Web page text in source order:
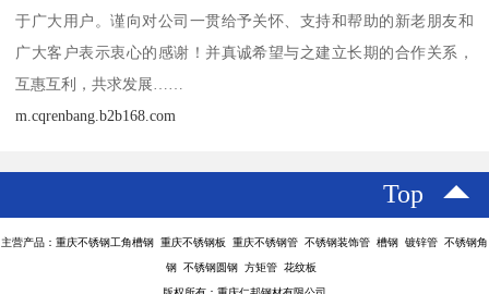
于广大用户。谨向对公司一贯给予关怀、支持和帮助的新老朋友和
广大客户表示衷心的感谢！并真诚希望与之建立长期的合作关系，
互惠互利，共求发展……
m.cqrenbang.b2b168.com
Top
主营产品：重庆不锈钢工角槽钢 重庆不锈钢板 重庆不锈钢管 不锈钢装饰管 槽钢 镀锌管 不锈钢角
钢 不锈钢圆钢 方矩管 花纹板